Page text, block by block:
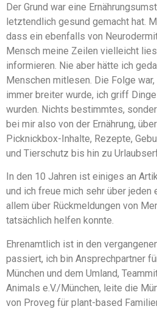
Der Grund war eine
letztendlich gesund gemacht hat.
dass ein ebenfalls von
Mensch meine Zeilen vielleicht
informieren. Nie aber hätte ich
Menschen mitlesen. Die Folge
immer breiter wurde, ich griff
wurden. Nichts bestimmtes,
bei mir also von der Ernährung,
Picknickbox-Inhalte, Rezepte,
und Tierschutz bis hin zu
In den 10 Jahren ist einiges an
und ich freue mich sehr über jeden
allem über Rückmeldungen von
tatsächlich helfen konnte.
Ehrenamtlich ist in den
passiert, ich bin Ansprechpartner
München und dem Umland,
Animals e.V./München, leite die
von Proveg für plant-based